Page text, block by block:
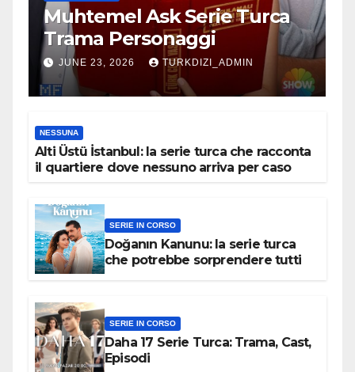
Muhtemel Ask Serie Turca
Trama Personaggi
JUNE 23, 2026 TURKDIZI_ADMIN
NESSUNA
Alti Üstü İstanbul: la serie turca che racconta
il quartiere dove nessuno arriva per caso
SERIE IN CORSO
Doğanın Kanunu: la serie turca
che potrebbe sorprendere tutti
SERIE IN CORSO
Daha 17 Serie Turca: Trama, Cast,
Episodi